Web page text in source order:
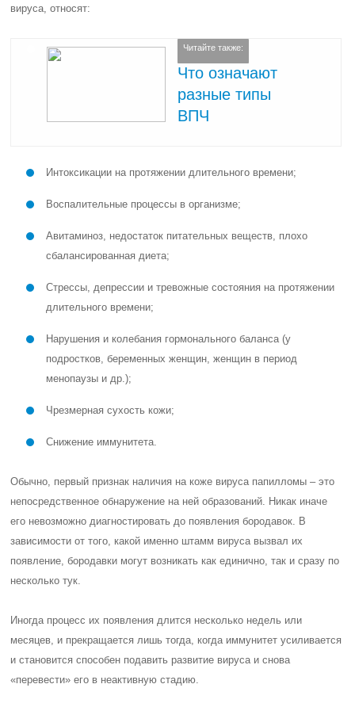
вируса, относят:
Читайте также:
Что означают
разные типы
ВПЧ
Интоксикации на протяжении длительного времени;
Воспалительные процессы в организме;
Авитаминоз, недостаток питательных веществ, плохо
сбалансированная диета;
Стрессы, депрессии и тревожные состояния на протяжении
длительного времени;
Нарушения и колебания гормонального баланса (у
подростков, беременных женщин, женщин в период
менопаузы и др.);
Чрезмерная сухость кожи;
Снижение иммунитета.
Обычно, первый признак наличия на коже вируса папилломы – это
непосредственное обнаружение на ней образований. Никак иначе
его невозможно диагностировать до появления бородавок. В
зависимости от того, какой именно штамм вируса вызвал их
появление, бородавки могут возникать как единично, так и сразу по
несколько тук.
Иногда процесс их появления длится несколько недель или
месяцев, и прекращается лишь тогда, когда иммунитет усиливается
и становится способен подавить развитие вируса и снова
«перевести» его в неактивную стадию.